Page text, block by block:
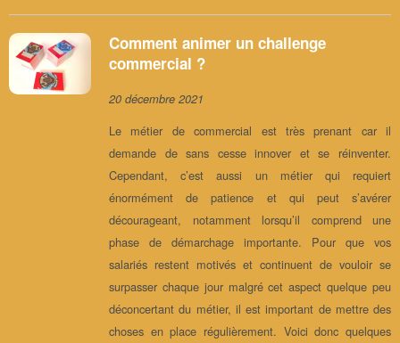
Comment animer un challenge
commercial ?
20 décembre 2021
Le métier de commercial est très prenant car il
demande de sans cesse innover et se réinventer.
Cependant, c’est aussi un métier qui requiert
énormément de patience et qui peut s’avérer
décourageant, notamment lorsqu’il comprend une
phase de démarchage importante. Pour que vos
salariés restent motivés et continuent de vouloir se
surpasser chaque jour malgré cet aspect quelque peu
déconcertant du métier, il est important de mettre des
choses en place régulièrement. Voici donc quelques